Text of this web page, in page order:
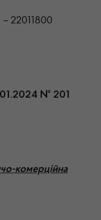
– 22011800
№ 201
комерційна